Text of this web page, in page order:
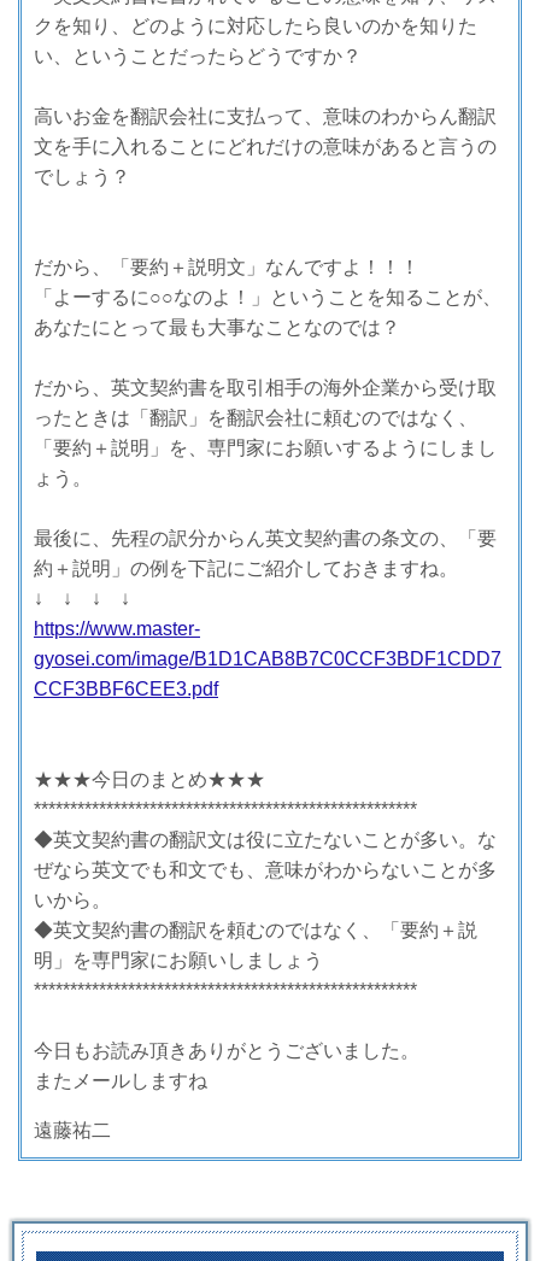
クを知り、どのように対応したら良いのかを知りた
い、ということだったらどうですか？
高いお金を翻訳会社に支払って、意味のわからん翻訳
文を手に入れることにどれだけの意味があると言うの
でしょう？
だから、「要約＋説明文」なんですよ！！！
「よーするに○○なのよ！」ということを知ることが、
あなたにとって最も大事なことなのでは？
だから、英文契約書を取引相手の海外企業から受け取
ったときは「翻訳」を翻訳会社に頼むのではなく、
「要約＋説明」を、専門家にお願いするようにしまし
ょう。
最後に、先程の訳分からん英文契約書の条文の、「要
約＋説明」の例を下記にご紹介しておきますね。
↓ ↓ ↓ ↓
https://www.master-
gyosei.com/image/B1D1CAB8B7C0CCF3BDF1CDD7
CCF3BBF6CEE3.pdf
★★★今日のまとめ★★★
*****************************************************
◆英文契約書の翻訳文は役に立たないことが多い。な
ぜなら英文でも和文でも、意味がわからないことが多
いから。
◆英文契約書の翻訳を頼むのではなく、「要約＋説
明」を専門家にお願いしましょう
*****************************************************
今日もお読み頂きありがとうございました。
またメールしますね
遠藤祐二